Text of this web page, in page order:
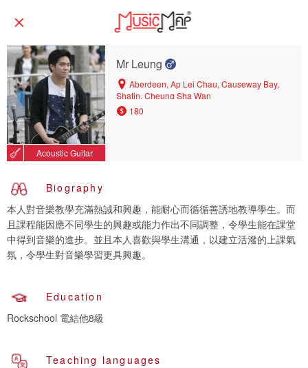
Acoustic Guitar
Mr Leung
Aberdeen, Ap Lei Chau, Causeway Bay,
Shatin, Cheung Sha Wan
180
Biography
本人對音樂教學充滿熱誠和興趣，能耐心而循循善誘地教導學生。而
且課程能因應不同學生的興趣或能力作出不同調整，令學生能在課堂
中得到音樂的進步。並且本人喜歡與學生溝通，以建立活潑的上課氣
氛，令學生對音樂學習更具興趣。
Education
Rockschool 電結他8級
Teaching languages